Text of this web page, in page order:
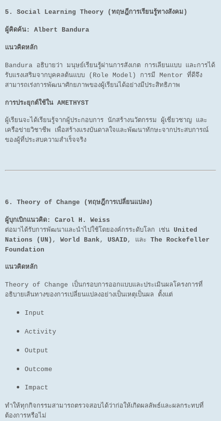
5. Social Learning Theory (ทฤษฎีการเรียนรู้ทางสังคม)
ผู้คิดค้น: Albert Bandura
แนวคิดหลัก
Bandura อธิบายว่า มนุษย์เรียนรู้ผ่านการสังเกต การเลียนแบบ และการได้
รับแรงเสริมจากบุคคลต้นแบบ (Role Model) การมี Mentor ที่ดีจึง
สามารถเร่งการพัฒนาศักยภาพของผู้เรียนได้อย่างมีประสิทธิภาพ
การประยุกต์ใช้ใน AMETHYST
ผู้เรียนจะได้เรียนรู้จากผู้ประกอบการ นักสร้างนวัตกรรม ผู้เชี่ยวชาญ และ
เครือข่ายวิชาชีพ เพื่อสร้างแรงบันดาลใจและพัฒนาทักษะจากประสบการณ์
ของผู้ที่ประสบความสำเร็จจริง
6. Theory of Change (ทฤษฎีการเปลี่ยนแปลง)
ผู้บุกเบิกแนวคิด:
Carol H. Weiss
ต่อมาได้รับการพัฒนาและนำไปใช้โดยองค์กรระดับโลก เช่น United
Nations (UN) , World Bank, USAID, และ The Rockefeller
Foundation
แนวคิดหลัก
Theory of Change เป็นกรอบการออกแบบและประเมินผลโครงการที่
อธิบายเส้นทางของการเปลี่ยนแปลงอย่างเป็นเหตุเป็นผล ตั้งแต่
Input
Activity
Output
Outcome
Impact
ทำให้ทุกกิจกรรมสามารถตรวจสอบได้ว่าก่อให้เกิดผลลัพธ์และผลกระทบที่
ต้องการหรือไม่